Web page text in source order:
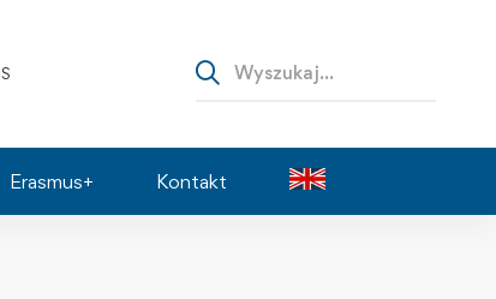
Erasmus+ Kontakt